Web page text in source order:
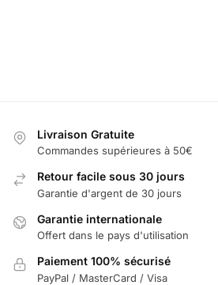
Livraison Gratuite
Commandes supérieures à 50€
Retour facile sous 30 jours
Garantie d'argent de 30 jours
Garantie internationale
Offert dans le pays d'utilisation
Paiement 100% sécurisé
PayPal / MasterCard / Visa